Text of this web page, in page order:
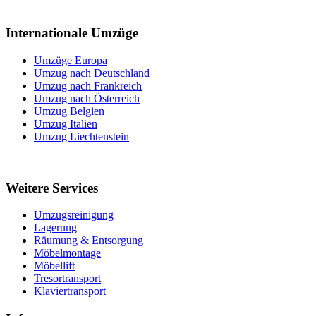
Internationale Umzüge
Umzüge Europa
Umzug nach Deutschland
Umzug nach Frankreich
Umzug nach Österreich
Umzug Belgien
Umzug Italien
Umzug Liechtenstein
Weitere Services
Umzugsreinigung
Lagerung
Räumung & Entsorgung
Möbelmontage
Möbellift
Tresortransport
Klaviertransport